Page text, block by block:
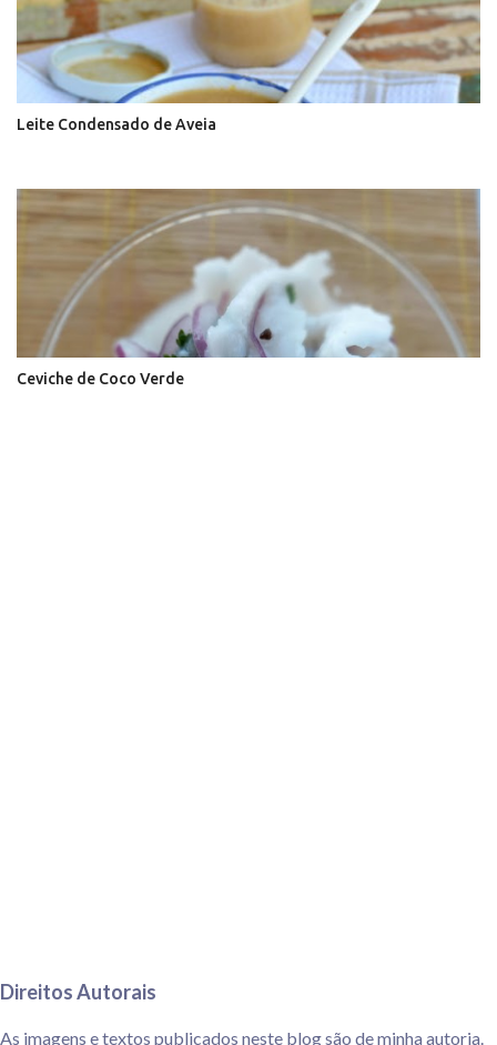
Leite Condensado de Aveia
Ceviche de Coco Verde
Direitos Autorais
As imagens e textos publicados neste blog são de minha autoria.